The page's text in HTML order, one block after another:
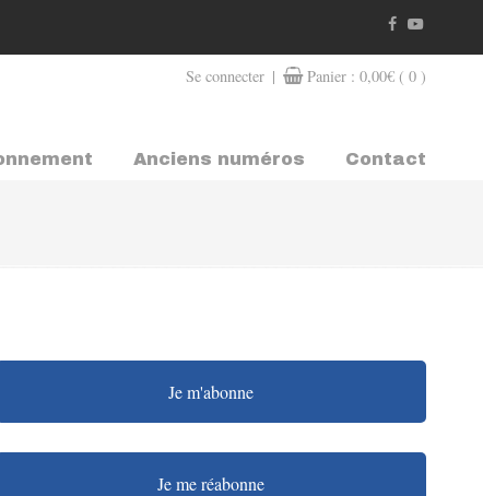
Se connecter | Panier : 0,00€ ( 0 )
Anciens numéros Contact
Je m'abonne
Je me réabonne